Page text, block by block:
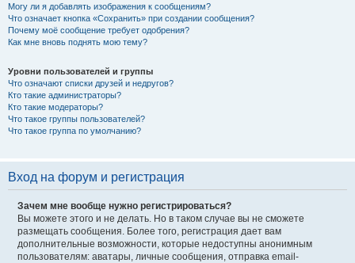
Могу ли я добавлять изображения к сообщениям?
Что означает кнопка «Сохранить» при создании сообщения?
Почему моё сообщение требует одобрения?
Как мне вновь поднять мою тему?
Уровни пользователей и группы
Что означают списки друзей и недругов?
Кто такие администраторы?
Кто такие модераторы?
Что такое группы пользователей?
Что такое группа по умолчанию?
Вход на форум и регистрация
Зачем мне вообще нужно регистрироваться?
Вы можете этого и не делать. Но в таком случае вы не сможете
размещать сообщения. Более того, регистрация дает вам
дополнительные возможности, которые недоступны анонимным
пользователям: аватары, личные сообщения, отправка email-